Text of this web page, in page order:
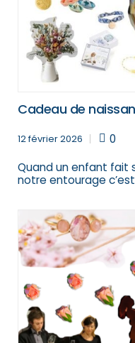
Cadeau de
12 février 2026
0
Quand un enfant fait
notre entourage